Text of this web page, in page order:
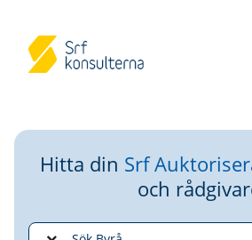
Hitta din Srf
och